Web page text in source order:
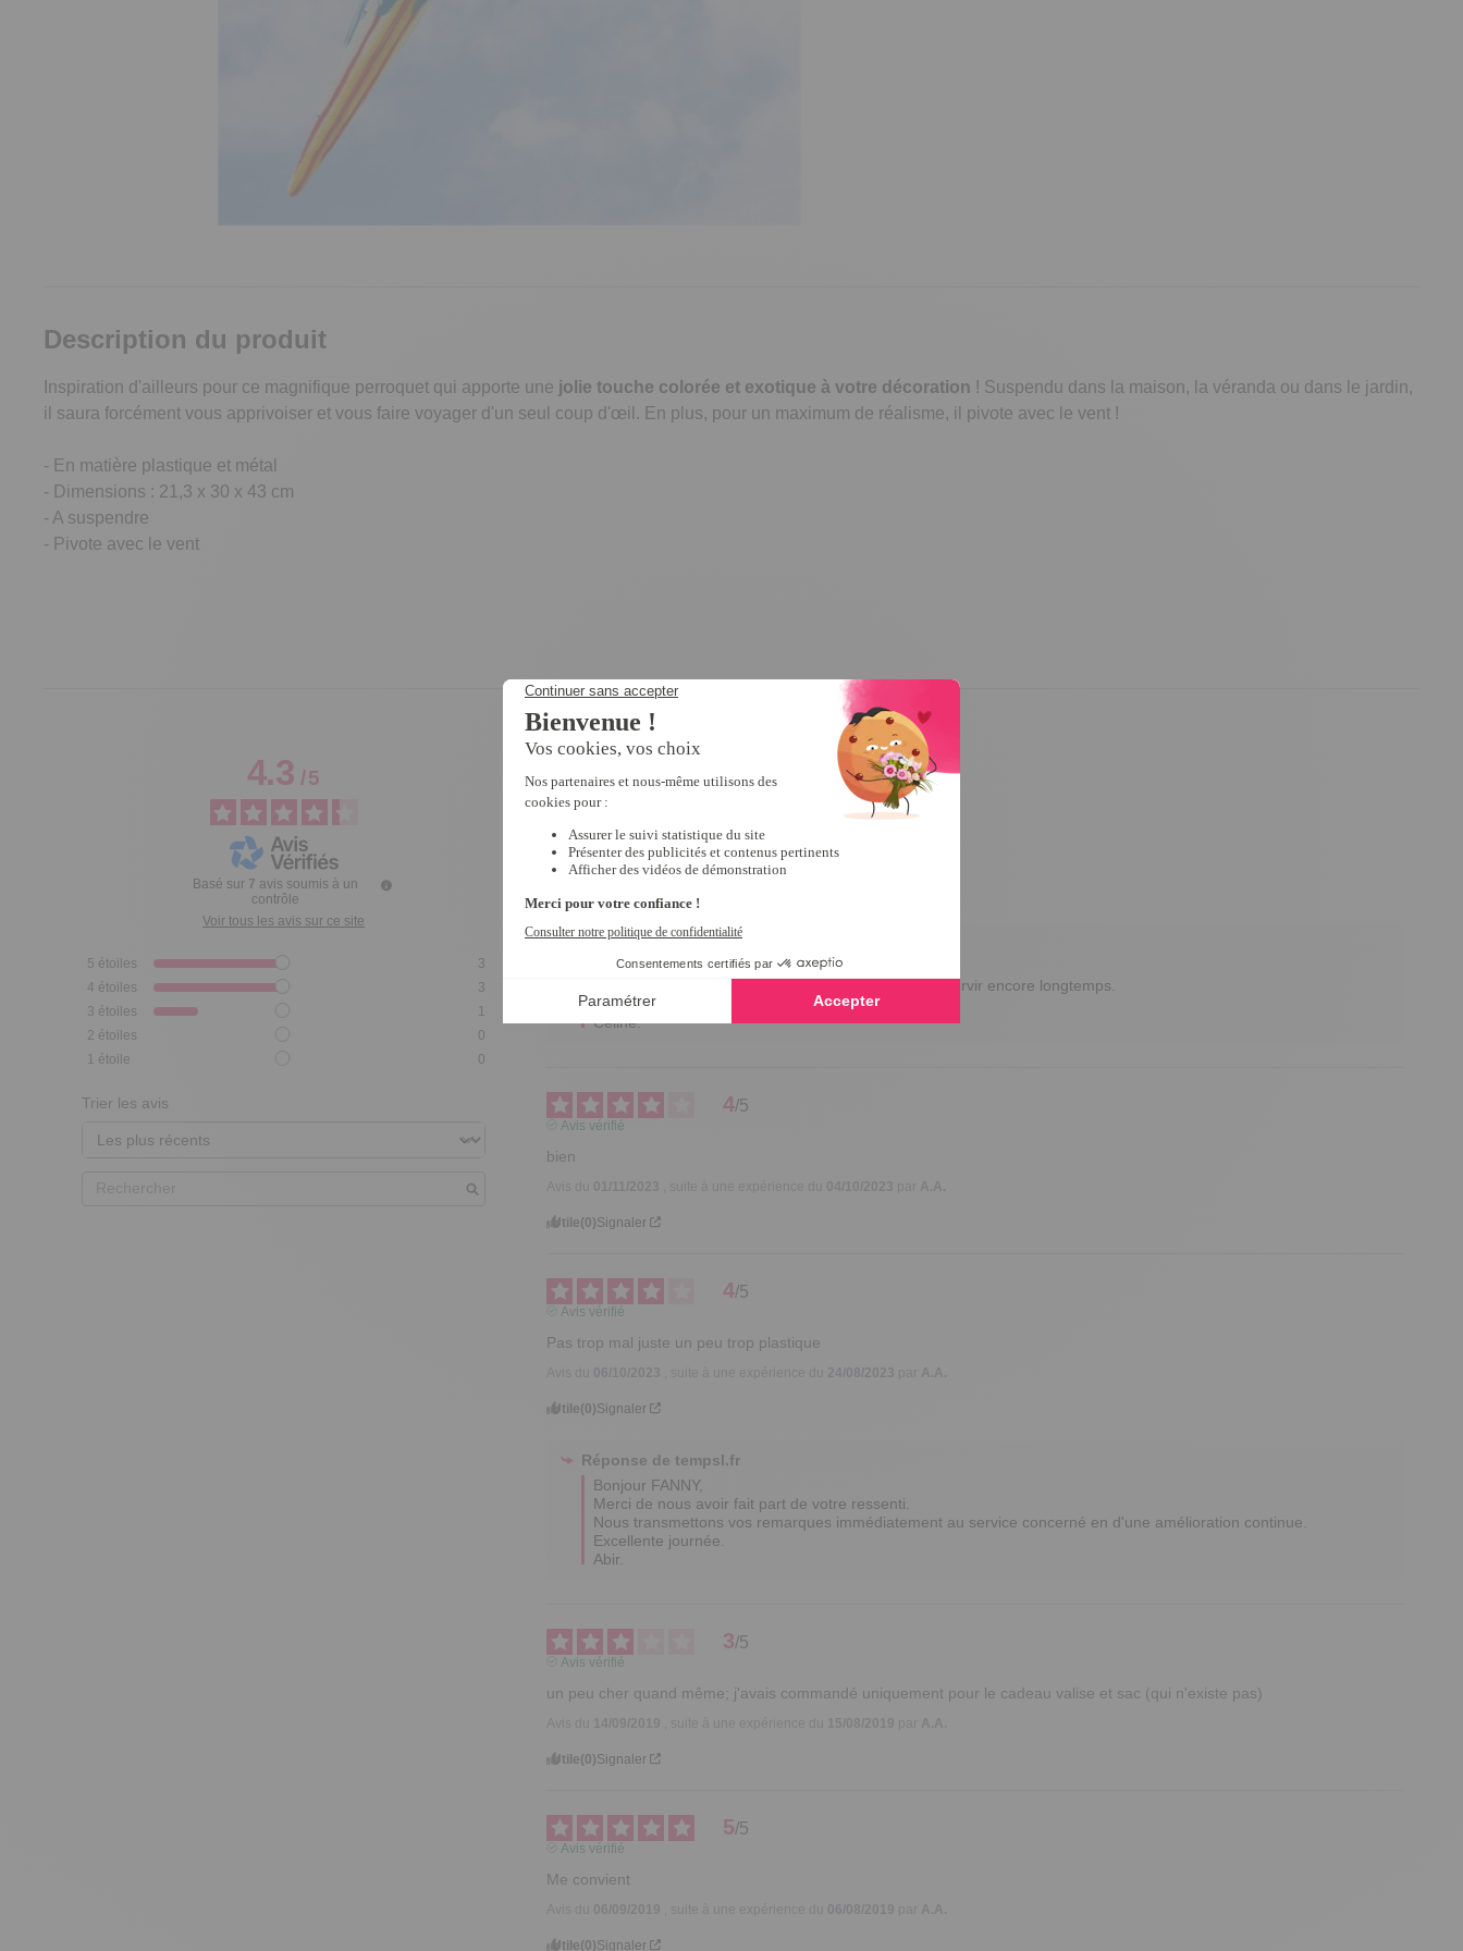
Description du produit
Inspiration d'ailleurs pour ce magnifique perroquet qui apporte une jolie touche colorée et exotique à votre décoration ! Suspendu dans la maison, la véranda ou dans le jardin,
il saura forcément vous apprivoiser et vous faire voyager d'un seul coup d'œil. En plus, pour un maximum de réalisme, il pivote avec le vent !
- En matière plastique et métal
- Dimensions : 21,3 x 30 x 43 cm
- A suspendre
- Pivote avec le vent
4.3/5
Basé sur 7 avis soumis à un
contrôle
Voir tous les avis sur ce site
5 étoiles
3
4 étoiles
3
3 étoiles
1
2 étoiles
0
1 étoile 0
Trier les avis
5
Avis du24/10/2024 , suite à une expérience du16/09/2024
Réponse detempsl.fr
Bonjour MARIE NOELLE,
Merci pour votre gentil retour, nous espérons vous servir encore longtemps.
Bonne journée.
Céline.
4/5
Avis vérifié
bien
01/11/2023 04/10/2023 A.A.
Utile(0)Signaler
4/5
Avis vérifié
Pas trop mal juste un peu trop plastique
Utile(0)Signaler
Réponse detempsl.fr
Bonjour FANNY,
Merci de nous avoir fait part de votre ressenti.
Nous transmettons vos remarques immédiatement au service concerné en d'une amélioration continue.
Excellente journée.
Abir.
3/5
Avis vérifié
un peu cher quand même; j'avais commandé uniquement pour le cadeau valise et sac (qui n'existe pas)
Utile(0)Signaler
5/5
Avis vérifié
Me convient
Utile(0)Signaler